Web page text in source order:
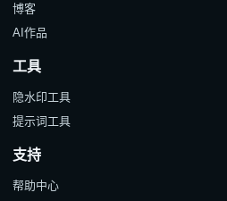
博客
AI作品
工具
隐水印工具
提示词工具
支持
帮助中心